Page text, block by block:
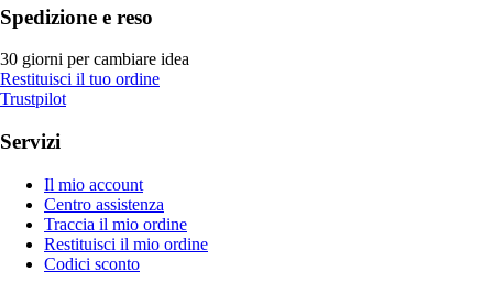
Spedizione e reso
30 giorni per cambiare idea
Restituisci il tuo ordine
Trustpilot
Servizi
Il mio account
Centro assistenza
Traccia il mio ordine
Restituisci il mio ordine
Codici sconto